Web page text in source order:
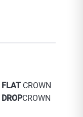
FLAT CROWN
DROPCROWN